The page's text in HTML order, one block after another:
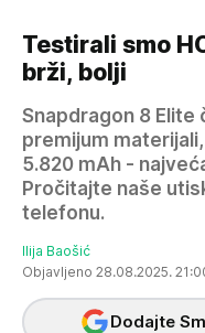
Testirali smo
brži, bolji
Snapdragon 8 Elite
premijum
5.820 mAh -
Pročitajte naše
telefonu.
Ilija Baošić
Objavljeno 28.08.2025.
Dodajte